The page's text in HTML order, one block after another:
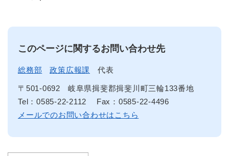
このページに関するお問い合わせ先
総務部 政策広報課 代表
〒501-0692
岐阜県揖斐郡揖斐川町三輪133番地
Tel：0585-22-2112
Fax：0585-22-4496
メールでのお問い合わせはこちら